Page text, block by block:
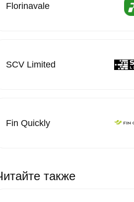
Florinavale
SCV Limited
Fin Quickly
также